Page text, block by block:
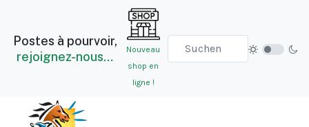
Postes à pourvoir,
rejoignez-nous…
Nouveau
shop en
ligne !